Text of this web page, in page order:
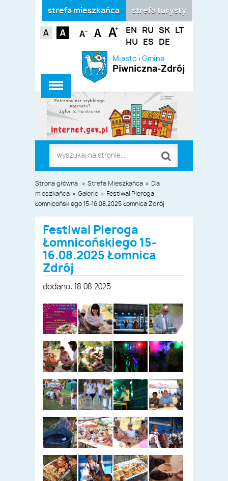
Miasto i Gmina
Piwniczna-Zdrój
EN RU SK
LT
HU
ES DE
strefa turysty
strefa mieszkańca
Strona główna » Strefa Mieszkańca » Dla
mieszkańca » Galerie » Festiwal Pieroga
Łomnicońskiego 15-16.08.2025 Łomnica Zdrój
Festiwal Pieroga
Łomnicońskiego 15-
16.08.2025 Łomnica
Zdrój
dodano: 18.08.2025